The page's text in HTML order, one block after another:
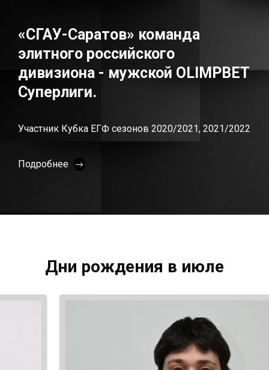
«СГАУ-Саратов» команда
элитного российского
дивизиона - мужской OLIMPBET
Суперлиги.
Участник Кубка ЕГФ сезонов 2020/2021, 2021/2022
Подробнее
Дни рождения в июле